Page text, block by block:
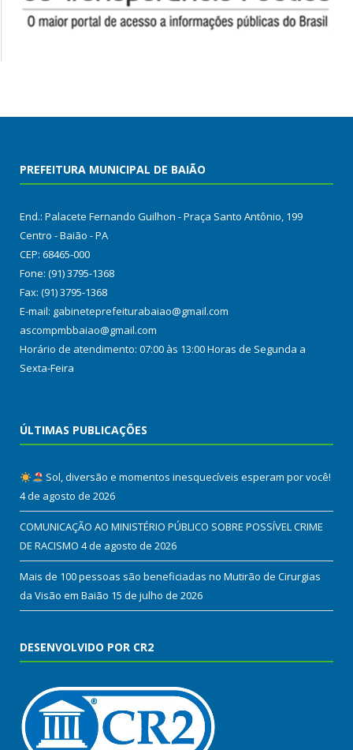
PREFEITURA MUNICIPAL DE BAIÃO
End.: Palacete Fernando Guilhon - Praça Santo Antônio, 199
Centro - Baião - PA
CEP: 68465-000
Fone: (91) 3795-1368
Fax: (91) 3795-1368
E-mail: gabineteprefeiturabaiao@gmail.com
ascompmbbaiao@gmail.com
Horário de atendimento: 07:00 às 13:00 Horas de Segunda a
Sexta-Feira
ÚLTIMAS PUBLICAÇÕES
Sol, diversão e momentos inesquecíveis esperam por você!
4 de agosto de 2026
COMUNICAÇÃO AO MINISTÉRIO PÚBLICO SOBRE POSSÍVEL CRIME
DE RACISMO 4 de agosto de 2026
Mais de 100 pessoas são beneficiadas no Mutirão de Cirurgias
da Visão em Baião 15 de julho de 2026
DESENVOLVIDO POR CR2